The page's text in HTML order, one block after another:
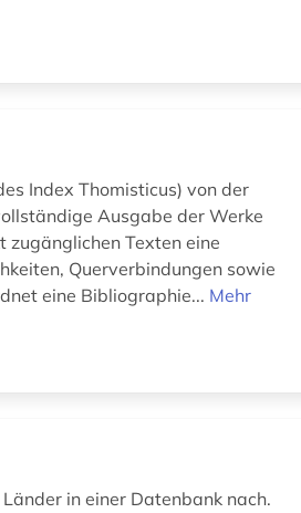
Index Thomisticus) von der
Ausgabe der Werke
zugänglichen Texten eine
Querverbindungen sowie
eine Bibliographie... Mehr
in einer Datenbank nach.